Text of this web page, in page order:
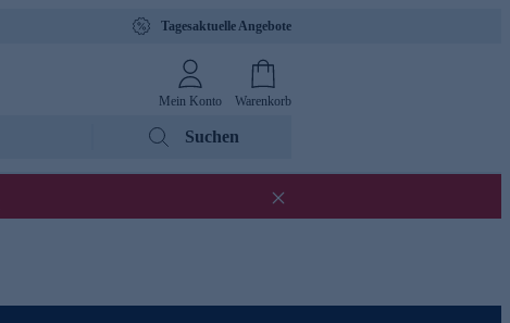
Tagesaktuelle Angebote
Mein Konto Warenkorb
Suchen